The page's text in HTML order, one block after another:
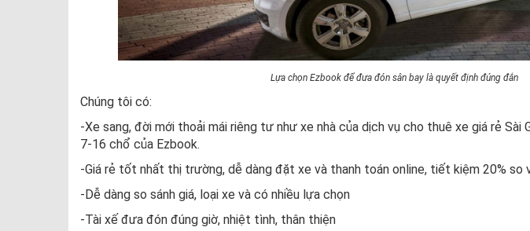
Lựa chọn Ezbook để đưa đón sân bay là quyết định đúng đắn
Chúng tôi có:
-Xe sang, đời mới thoải mái riêng tư như xe nhà của dịch vụ cho thuê xe giá rẻ Sài
7-16 chổ của Ezbook.
-Giá rẻ tốt nhất thị trường, dễ dàng đặt xe và thanh toán online, tiết kiệm 20% so
-Dễ dàng so sánh giá, loại xe và có nhiều lựa chọn
-Tài xế đưa đón đúng giờ, nhiệt tình, thân thiện